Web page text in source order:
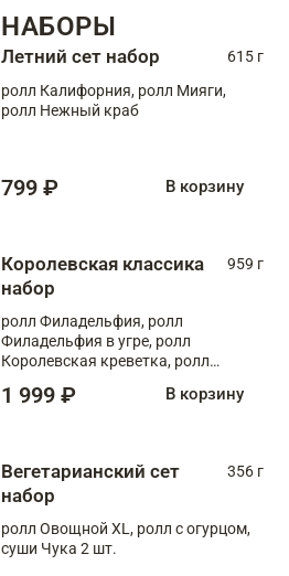
НАБОРЫ
Летний сет набор
615 г
ролл Калифорния, ролл Мияги,
ролл Нежный краб
799 ₽ В корзину
Королевская классика
набор
959 г
ролл Филадельфия, ролл
Филадельфия в угре, ролл
Королевская креветка, ролл
1 999 ₽ В корзину
Вегетарианский сет
набор
356 г
ролл Овощной XL, ролл с огурцом,
суши Чука 2 шт.